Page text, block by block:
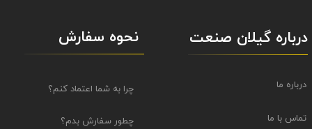
نحوه سفارش
چرا به شما اعتماد کنم؟
چطور سفارش بدم؟
درباره گیلان صنعت
درباره ما
تماس با ما